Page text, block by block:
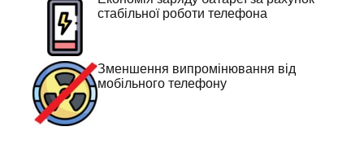
стабільної роботи телефона
Зменшення випромінювання від
мобільного телефону